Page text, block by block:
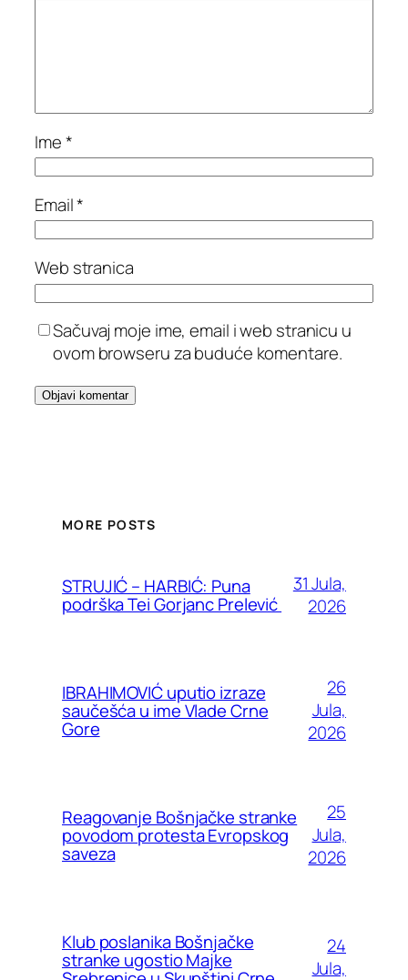
Ime*
Email*
Web stranica
Sačuvaj moje ime, email i web stranicu u
ovom browseru za buduće komentare.
MORE POSTS
STRUJIĆ – HARBIĆ: Puna
podrška Tei Gorjanc Prelević
31 Jula,
2026
IBRAHIMOVIĆ uputio izraze
saučešća u ime Vlade Crne
Gore
26
Jula,
2026
Reagovanje Bošnjačke stranke
povodom protesta Evropskog
saveza
25
Jula,
2026
Klub poslanika Bošnjačke
stranke ugostio Majke
24
Jula,